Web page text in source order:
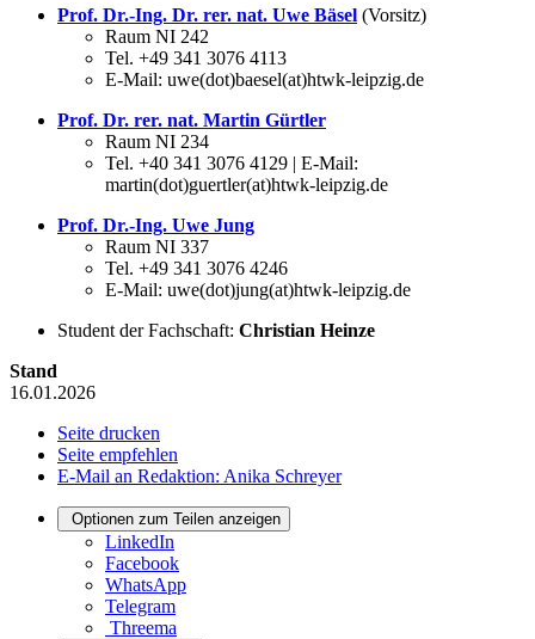
Prof. Dr.-Ing. Dr. rer. nat. Uwe Bäsel (Vorsitz)
Raum NI 242
Tel. +49 341 3076 4113
E-Mail: uwe(dot)baesel(at)htwk-leipzig.de
Prof. Dr. rer. nat. Martin Gürtler
Raum NI 234
Tel. +40 341 3076 4129 | E-Mail:
martin(dot)guertler(at)htwk-leipzig.de
Prof. Dr.-Ing. Uwe Jung
Raum NI 337
Tel. +49 341 3076 4246
E-Mail: uwe(dot)jung(at)htwk-leipzig.de
Student der Fachschaft: Christian Heinze
Stand
16.01.2026
Seite drucken
Seite empfehlen
E-Mail an Redaktion: Anika Schreyer
Optionen zum Teilen anzeigen
LinkedIn
Facebook
WhatsApp
Telegram
Threema